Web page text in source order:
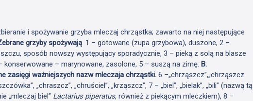
i spożywanie grzyba mleczaj chrząstka; zawarto na niej następujące
grzyby spożywają. 1 – gotowane (zupa grzybowa), duszone, 2 –
sposób nowszy występujący sporadycznie, 3 – pieką z solą na blasze
konserwowane – marynowane, zasolone, 5 – suszą na zimę. B.
zasięgi ważniejszych nazw mleczaja chrząstki.6 –„chrząszcz”,„chrząszcz
„chraszcz”, „chruściel”, „krząszcz”, 7 – „biel”, „bielak”, „bili” (nazwą tą
„mleczaj biel” Lactarius piperatus, również z piekącym mleczkiem), 8 –